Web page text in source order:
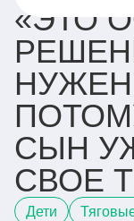
«ЭТО
СЫН
СВОЕ
Дети